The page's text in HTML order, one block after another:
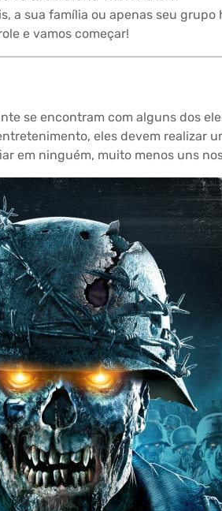
a sua família ou apenas seu grupo
e vamos começar!
se encontram com alguns dos
eles devem realizar
em ninguém, muito menos uns